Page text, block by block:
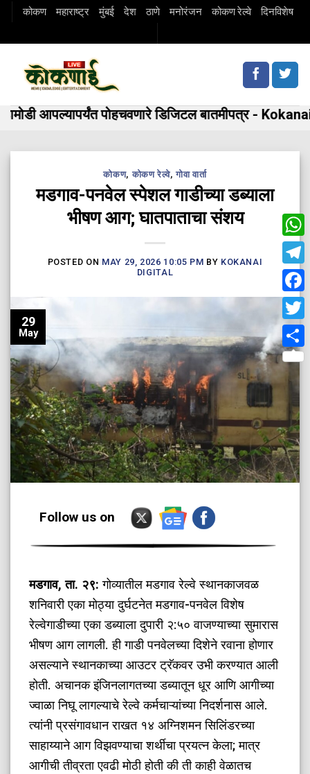
Skipकोकण महाराष्ट्र मुंबई देश ठाणे मनोरंजन कोकण रेल्वे दिनविशेष
आपल्यापर्यंत पोहचवणारे डिजिटल बातमीपत्र - Kokanai
कोकण, कोकण रेल्वे,गोवा वार्ता
मडगाव-पनवेल स्पेशल गाडीच्या डब्याला
भीषण आग; घातपाताचा संशय
POSTED ON MAY 29, 2026 10:05 PM BY KOKANAI
DIGITAL
29
May
Follow us on
मडगाव, ता. २९: गोव्यातील मडगाव रेल्वे स्थानकाजवळ
शनिवारी एका मोठ्या दुर्घटनेत मडगाव-पनवेल विशेष
रेल्वेगाडीच्या एका डब्याला दुपारी २:५० वाजण्याच्या सुमारास
भीषण आग लागली. ही गाडी पनवेलच्या दिशेने रवाना होणार
असल्याने स्थानकाच्या आउटर ट्रॅकवर उभी करण्यात आली
होती. अचानक इंजिनलागतच्या डब्यातून धूर आणि आगीच्या
ज्वाळा निघू लागल्याचे रेल्वे कर्मचाऱ्यांच्या निदर्शनास आले.
त्यांनी प्रसंगावधान राखत १४ अग्निशमन सिलिंडरच्या
साहाय्याने आग विझवण्याचा शर्थीचा प्रयत्न केला; मात्र
आगीची तीव्रता एवढी मोठी होती की ती काही वेळातच